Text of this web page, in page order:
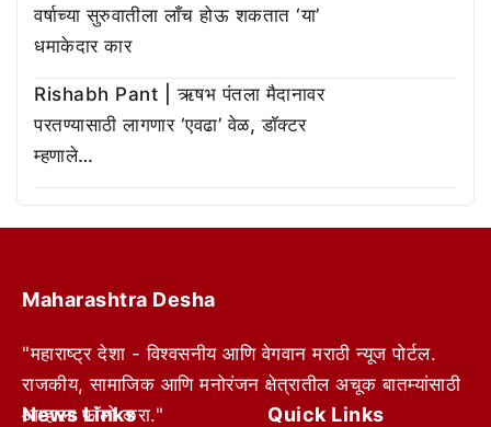
वर्षाच्या सुरुवातीला लाँच होऊ शकतात ‘या’
धमाकेदार कार
Rishabh Pant | ऋषभ पंतला मैदानावर
परतण्यासाठी लागणार ‘एवढा’ वेळ, डॉक्टर
म्हणाले…
Maharashtra Desha
"महाराष्ट्र देशा - विश्वसनीय आणि वेगवान मराठी न्यूज पोर्टल.
राजकीय, सामाजिक आणि मनोरंजन क्षेत्रातील अचूक बातम्यांसाठी
आम्हाला फॉलो करा."
News Links Quick Links